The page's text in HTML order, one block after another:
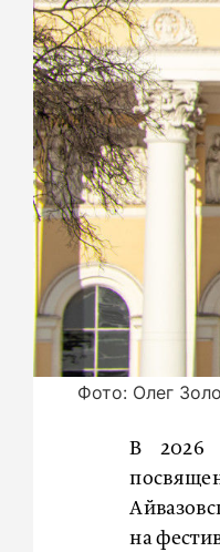
Фото: Олег
В 2026
на